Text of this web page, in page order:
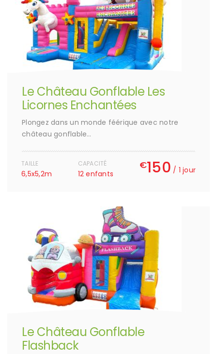
Le Château Gonflable Les
Licornes Enchantées
Plongez dans un monde féérique avec notre
château gonflable…
TAILLE
6,5x5,2m
CAPACITÉ
12 enfants
€150 / 1 jour
Le Château Gonflable
Flashback